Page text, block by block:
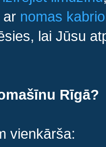
ar nomas
lai Jūsu
Rīgā?
vienkārša: